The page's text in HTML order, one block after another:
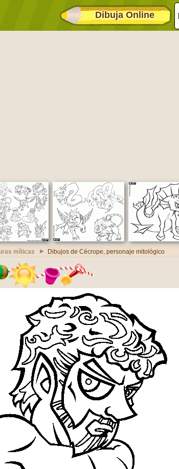
Dibuja Online
míticas Dibujos de Cécrope, personaje mitológico